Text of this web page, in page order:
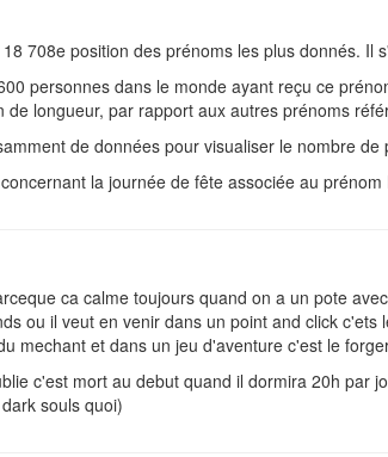
708e position des prénoms les plus donnés. Il
personnes dans le monde ayant reçu ce
de longueur, par rapport aux autres prénoms
de données pour visualiser le nombre
la journée de fête associée au prénom
ca calme toujours quand on a un pote
ou il veut en venir dans un point and click
mechant et dans un jeu d'aventure c'est le
c'est mort au debut quand il dormira 20h
souls quoi)